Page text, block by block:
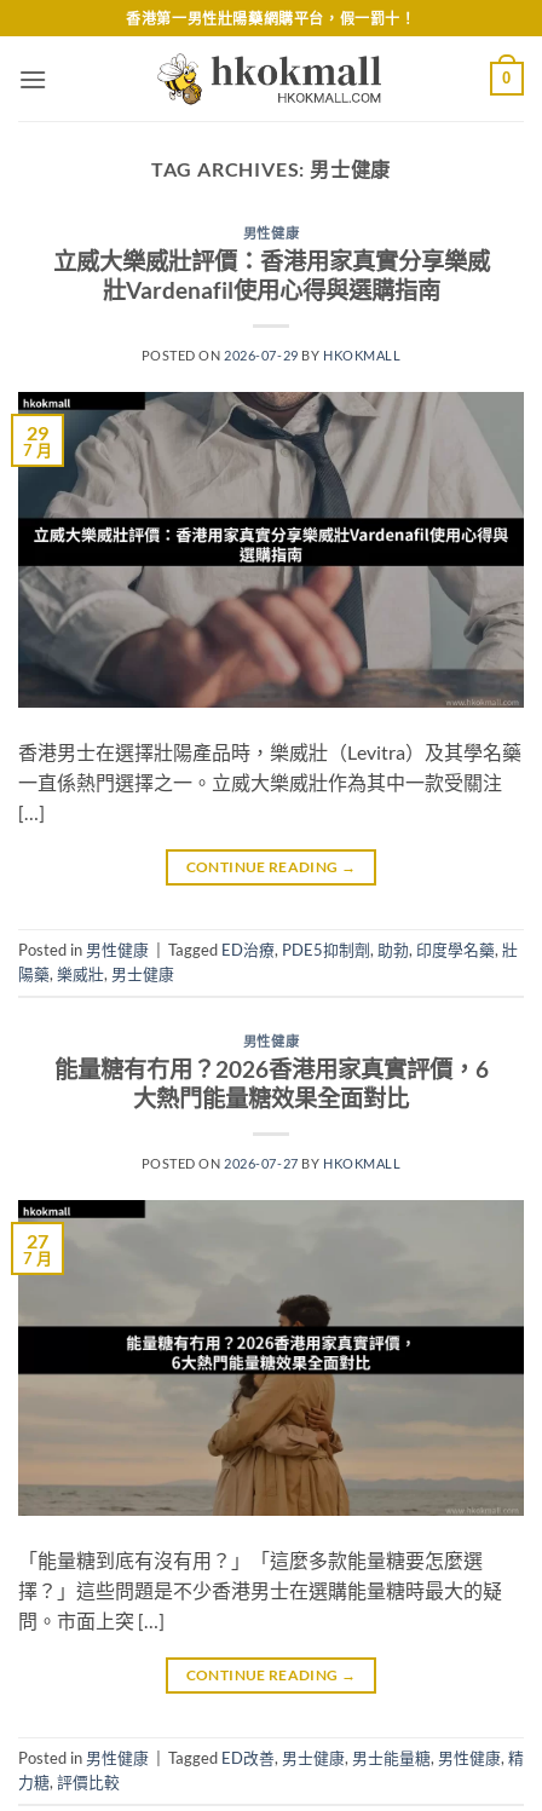
to
content
香港第一男性壯陽藥網購平台，假一罰十！
0
TAG ARCHIVES: 男士健康
男性健康
立威大樂威壯評價：香港用家真實分享樂威
壯Vardenafil使用心得與選購指南
POSTED ON 2026-07-29 BY HKOKMALL
29
7 月
香港男士在選擇壯陽產品時，樂威壯（Levitra）及其學名藥
一直係熱門選擇之一。立威大樂威壯作為其中一款受關注
[…]
CONTINUE READING →
Posted in 男性健康 Tagged ED治療, PDE5抑制劑,助勃,印度學名藥,壯
陽藥,樂威壯, 男士健康
男性健康
能量糖有冇用？2026香港用家真實評價，6
大熱門能量糖效果全面對比
POSTED ON 2026-07-27 BY HKOKMALL
27
7 月
「能量糖到底有沒有用？」「這麼多款能量糖要怎麼選
擇？」這些問題是不少香港男士在選購能量糖時最大的疑
問。市面上突 […]
CONTINUE READING →
Posted in 男性健康 Tagged ED改善, 男士健康, 男士能量糖, 男性健康, 精
力糖, 評價比較